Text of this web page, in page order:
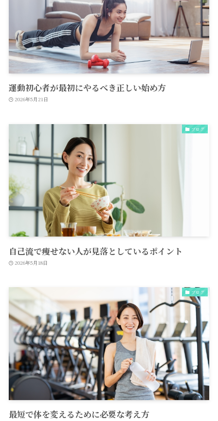
運動初心者が最初にやるべき正しい始め方
2026年5月21日
ブログ
自己流で痩せない人が見落としているポイント
2026年5月18日
ブログ
最短で体を変えるために必要な考え方